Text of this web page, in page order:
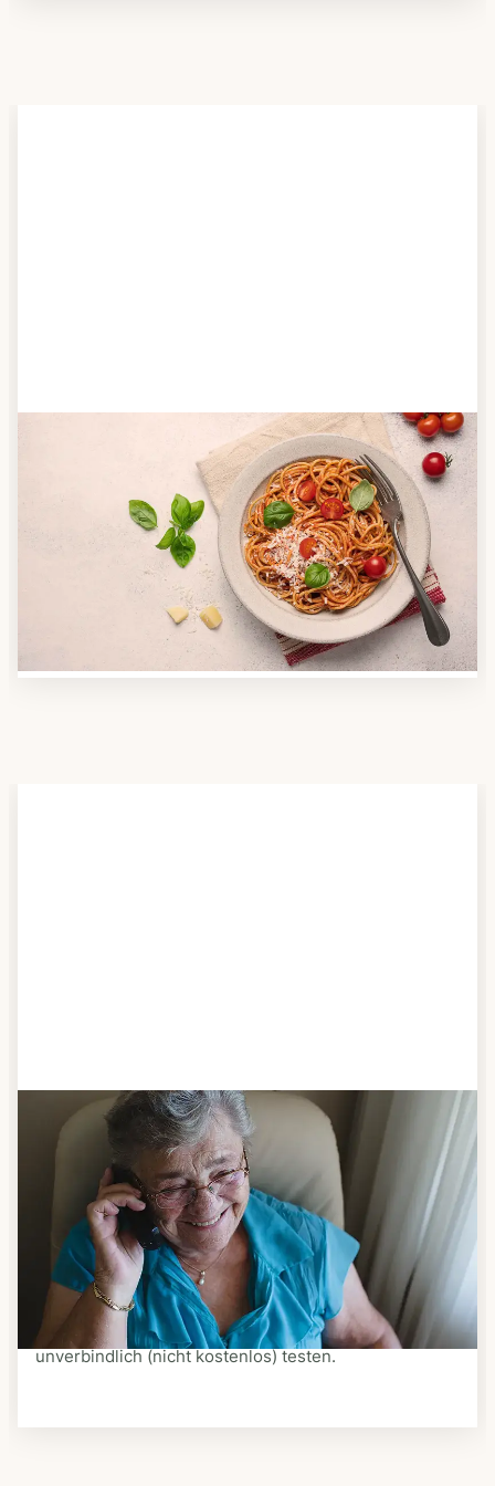
Anbieter finden
Nutzen Sie unsere große Mahlzeiten-Dienst-Suche,
um herauszufinden, welche Anbieter es in Ihrer
Region gibt und welcher am besten zu Ihnen passt.
Verschaffen Sie sich auch einen Überblick über die
Essen auf Rädern-Kosten.
Schritt 3
Bestellen & liefern lassen
Suchen Sie sich aus dem Speiseplan Ihres Anbieters
aus, was Ihnen schmeckt. Bestellen Sie telefonisch,
schriftlich oder im Online-Shop Ihres Anbieters.
Ein Kurier liefert Ihnen das bestellte Essen zum
vereinbarten Zeitpunkt nach Hause. Bei vielen
Anbietern können Sie Essen auf Rädern auch
unverbindlich (nicht kostenlos) testen.